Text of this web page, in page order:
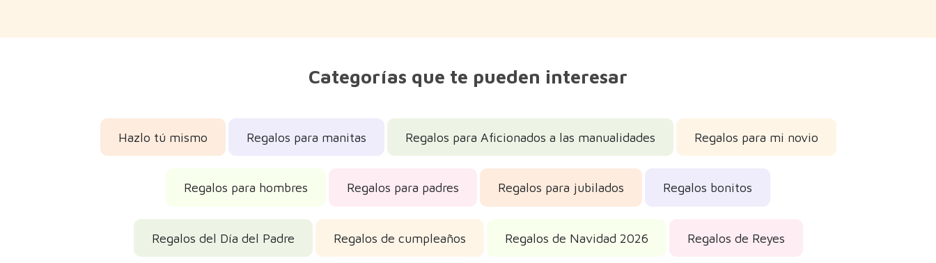
Categorías que te pueden interesar
Hazlo tú mismo Regalos para manitas Regalos para Aficionados a las manualidades Regalos para mi novio
Regalos para hombres Regalos para padres Regalos para jubilados Regalos bonitos
Regalos del Día del Padre Regalos de cumpleaños Regalos de Navidad 2026 Regalos de Reyes